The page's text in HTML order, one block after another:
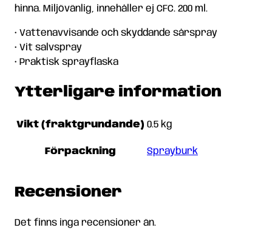
hinna. Miljövänlig, innehåller ej CFC. 200 ml.
• Vattenavvisande och skyddande sårspray
• Vit salvspray
• Praktisk sprayflaska
Ytterligare information
Vikt (fraktgrundande) 0.5 kg
Förpackning Sprayburk
Recensioner
Det finns inga recensioner än.